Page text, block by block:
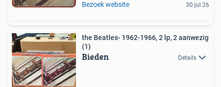
Bezoek website 30 jul 26
the Beatles- 1962-1966, 2 lp, 2 aanwezig
(1)
Bieden Details